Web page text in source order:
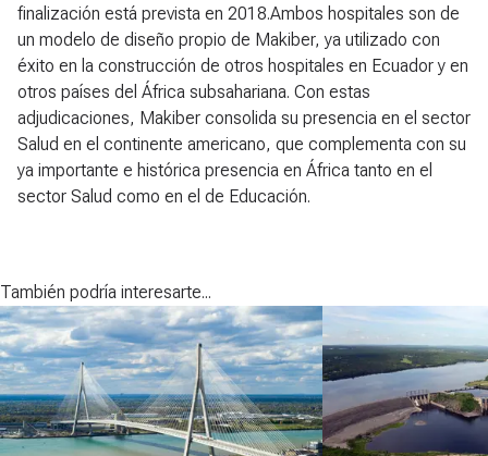
finalización está prevista en 2018.Ambos hospitales son de
un modelo de diseño propio de Makiber, ya utilizado con
éxito en la construcción de otros hospitales en Ecuador y en
otros países del África subsahariana. Con estas
adjudicaciones, Makiber consolida su presencia en el sector
Salud en el continente americano, que complementa con su
ya importante e histórica presencia en África tanto en el
sector Salud como en el de Educación.
También podría interesarte...